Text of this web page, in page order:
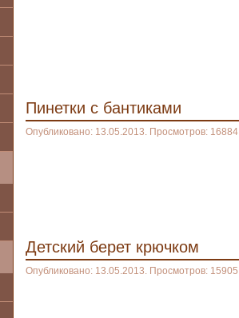
Пинетки с бантиками
Опубликовано: 13.05.2013. Просмотров: 16884
Детский берет крючком
Опубликовано: 13.05.2013. Просмотров: 15905